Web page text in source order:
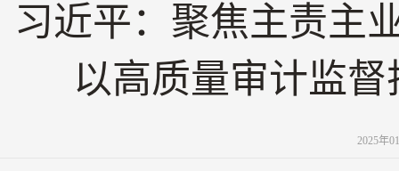
习近平：聚焦主责主
以高质量审计监
2025年